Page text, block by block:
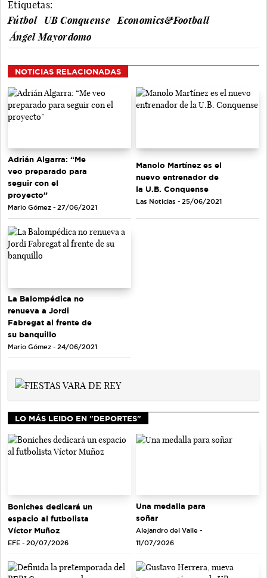
Etiquetas:
Fútbol
UB Conquense
Economics&Football
Ángel Mayordomo
NOTICIAS RELACIONADAS
Adrián Algarra: “Me
veo preparado para
seguir con el
proyecto”
Mario Gómez - 27/06/2021
Manolo Martínez es el
nuevo entrenador de
la U.B. Conquense
Las Noticias - 25/06/2021
La Balompédica no
renueva a Jordi
Fabregat al frente de
su banquillo
Mario Gómez - 24/06/2021
LO MÁS LEIDO EN "DEPORTES"
Boniches dedicará un
espacio al futbolista
Víctor Muñoz
EFE - 20/07/2026
Una medalla para
soñar
Alejandro del Valle -
11/07/2026